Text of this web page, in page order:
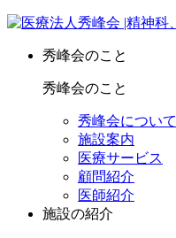
秀峰会のこと
秀峰会のこと
秀峰会について
施設案内
医療サービス
顧問紹介
医師紹介
施設の紹介